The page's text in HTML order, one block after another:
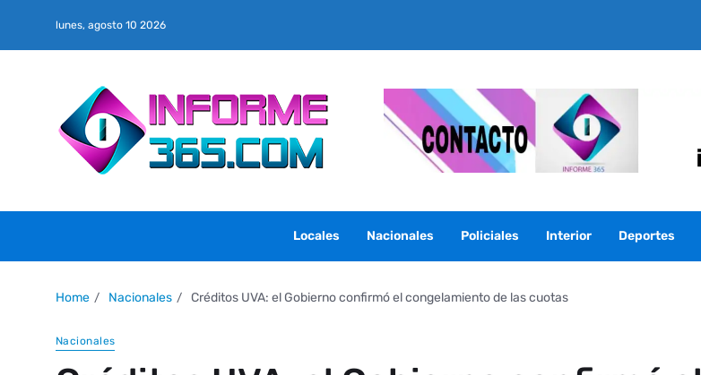
lunes, agosto 10 2026
Locales Nacionales Policiales Interior Deportes
Home Nacionales Créditos UVA: el Gobierno confirmó el congelamiento de las cuotas
Nacionales